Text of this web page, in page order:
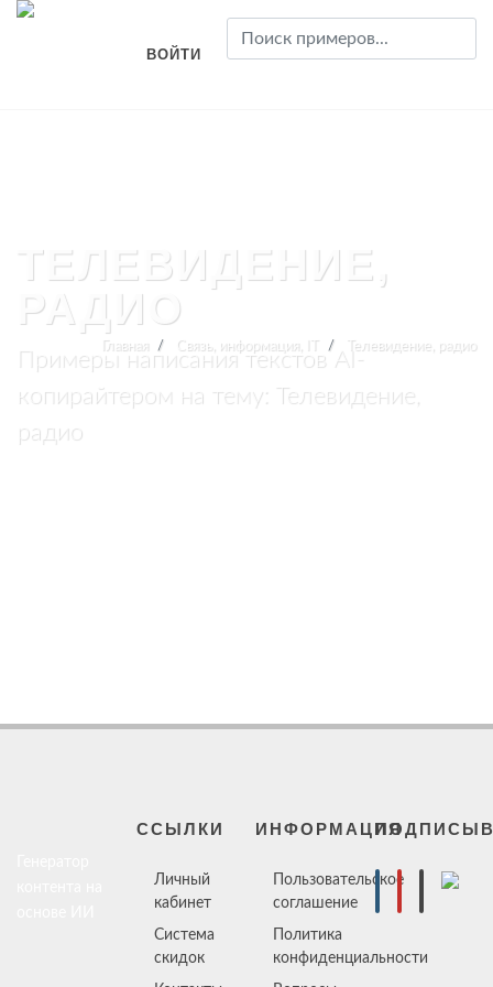
ВОЙТИ
ТЕЛЕВИДЕНИЕ,
РАДИО
Примеры написания текстов AI-
копирайтером на тему: Телевидение,
радио
Главная Связь, информация, IT Телевидение, радио
ССЫЛКИ
Личный
кабинет
Система
скидок
ИНФОРМАЦИЯ
Пользовательское
соглашение
Политика
конфиденциальности